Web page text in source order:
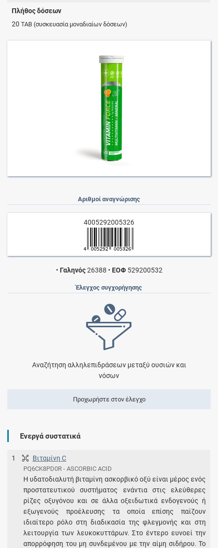
Πλήθος δόσεων
20TAB (συσκευασία μοναδιαίων δόσεων)
Αριθμοί αναγνώρισης
4005292005326
• Γαληνός26388 • ΕΟΦ529200532
Έλεγχος συγχορήγησης
Αναζήτηση αλληλεπιδράσεων μεταξύ ουσιών και
νόσων
Προχωρήστε στον έλεγχο
Ενεργά συστατικά
1 Βιταμίνη C
PQ6CK8PD0R - ASCORBIC ACID
Η υδατοδιαλυτή βιταμίνη ασκορβικό οξύ είναι μέρος ενός
προστατευτικού συστήματος ενάντια στις ελεύθερες
ρίζες οξυγόνου και σε άλλα οξειδωτικά ενδογενούς ή
εξωγενούς προέλευσης τα οποία επίσης παίζουν
ιδιαίτερο ρόλο στη διαδικασία της φλεγμονής και στη
λειτουργία των λευκοκυττάρων. Στο έντερο ευνοεί την
απορρόφηση του μη συνδεμένου με την αίμη σιδήρου. Το